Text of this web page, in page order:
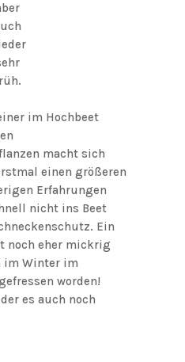
im Hochbeet
macht sich
einen größeren
Erfahrungen
nicht ins Beet
Ein
noch eher mickrig
im Winter im
worden!
es auch noch